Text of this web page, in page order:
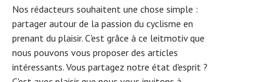
Nos rédacteurs souhaitent une chose simple :
partager autour de la passion du cyclisme en
prenant du plaisir. C'est grâce à ce leitmotiv que
nous pouvons vous proposer des articles
intéressants. Vous partagez notre état d'esprit ?